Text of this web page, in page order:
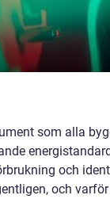
som alla
och
och